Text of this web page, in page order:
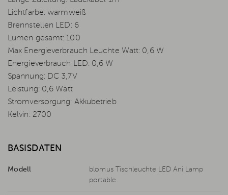
Lichtfarbe: warmweiß
Brennstellen LED: 6
Lumen gesamt: 100
Max Energieverbrauch Leuchte Watt: 0,6 W
Energieverbrauch LED: 0,6 W
Spannung: DC 3,7V
Leistung: 0,6 Watt
Stromversorgung: Akkubetrieb
Kelvin: 2700
BASISDATEN
Modell
blomus Tischleuchte LED Ani Lamp
portable